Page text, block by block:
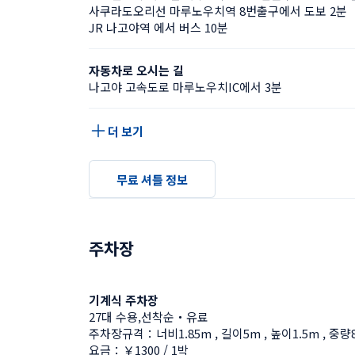
사쿠라도오리선 마루노우치역 8번출구에서 도보 2분
JR 나고야역 에서 버스 10분
자동차로 오시는 길
나고야 고속도로 마루노우치IC에서 3분
더 보기
무료 셔틀 정보
주차장
기계식 주차장
27대 수용,선착순・유료
주차장규격：너비1.85m , 길이5m , 높이1.5m , 중
요금：￥1300 / 1박